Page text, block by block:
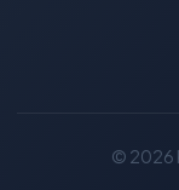
© 2026